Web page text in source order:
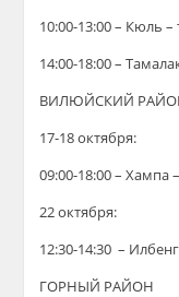
10:00-13:00 – Кюль
14:00-18:00 –
ВИЛЮЙСКИЙ
17-18 октября:
09:00-18:00 –
22 октября:
12:30-14:30 –
ГОРНЫЙ РАЙОН